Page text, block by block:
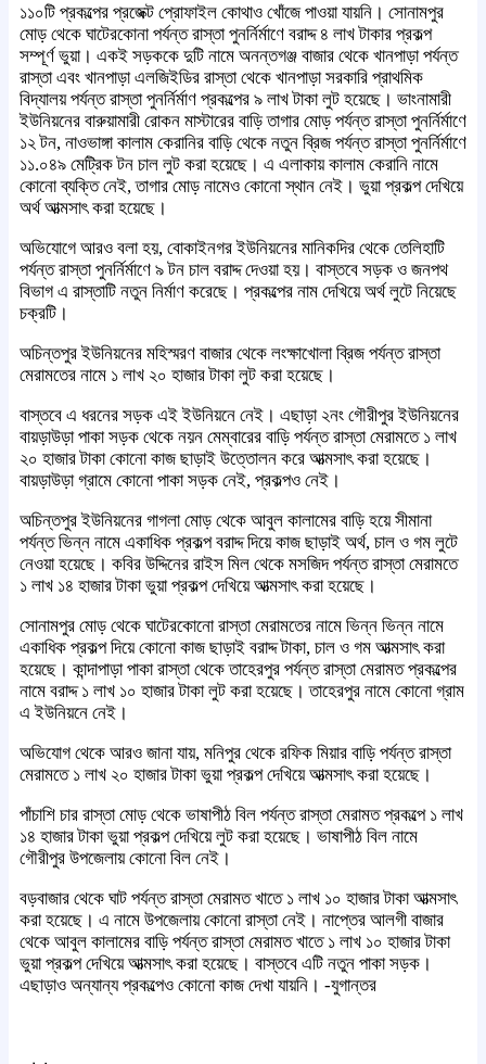
১১০টি প্রকল্পের প্রজেক্ট প্রোফাইল কোথাও খোঁজে পাওয়া যায়নি। সোনামপুর
মোড় থেকে ঘাটেরকোনা পর্যন্ত রাস্তা পুনর্নির্মাণে বরাদ্দ ৪ লাখ টাকার প্রকল্প
সম্পূর্ণ ভুয়া। একই সড়ককে দুটি নামে অনন্তগঞ্জ বাজার থেকে খানপাড়া পর্যন্ত
রাস্তা এবং খানপাড়া এলজিইডির রাস্তা থেকে খানপাড়া সরকারি প্রাথমিক
বিদ্যালয় পর্যন্ত রাস্তা পুনর্নির্মাণ প্রকল্পের ৯ লাখ টাকা লুট হয়েছে। ভাংনামারী
ইউনিয়নের বারুয়ামারী রোকন মাস্টারের বাড়ি তাগার মোড় পর্যন্ত রাস্তা পুনর্নির্মাণে
১২ টন, নাওভাঙ্গা কালাম কেরানির বাড়ি থেকে নতুন ব্রিজ পর্যন্ত রাস্তা পুনর্নির্মাণে
১১.০৪৯ মেট্রিক টন চাল লুট করা হয়েছে। এ এলাকায় কালাম কেরানি নামে
কোনো ব্যক্তি নেই, তাগার মোড় নামেও কোনো স্থান নেই। ভুয়া প্রকল্প দেখিয়ে
অর্থ আত্মসাৎ করা হয়েছে।
অভিযোগে আরও বলা হয়, বোকাইনগর ইউনিয়নের মানিকদির থেকে তেলিহাটি
পর্যন্ত রাস্তা পুনর্নির্মাণে ৯ টন চাল বরাদ্দ দেওয়া হয়। বাস্তবে সড়ক ও জনপথ
বিভাগ এ রাস্তাটি নতুন নির্মাণ করেছে। প্রকল্পের নাম দেখিয়ে অর্থ লুটে নিয়েছে
চক্রটি।
অচিন্তপুর ইউনিয়নের মহিস্মরণ বাজার থেকে লংক্ষাখোলা ব্রিজ পর্যন্ত রাস্তা
মেরামতের নামে ১ লাখ ২০ হাজার টাকা লুট করা হয়েছে।
বাস্তবে এ ধরনের সড়ক এই ইউনিয়নে নেই। এছাড়া ২নং গৌরীপুর ইউনিয়নের
বায়ড়াউড়া পাকা সড়ক থেকে নয়ন মেম্বারের বাড়ি পর্যন্ত রাস্তা মেরামতে ১ লাখ
২০ হাজার টাকা কোনো কাজ ছাড়াই উত্তোলন করে আত্মসাৎ করা হয়েছে।
বায়ড়াউড়া গ্রামে কোনো পাকা সড়ক নেই, প্রকল্পও নেই।
অচিন্তপুর ইউনিয়নের গাগলা মোড় থেকে আবুল কালামের বাড়ি হয়ে সীমানা
পর্যন্ত ভিন্ন নামে একাধিক প্রকল্প বরাদ্দ দিয়ে কাজ ছাড়াই অর্থ, চাল ও গম লুটে
নেওয়া হয়েছে। কবির উদ্দিনের রাইস মিল থেকে মসজিদ পর্যন্ত রাস্তা মেরামতে
১ লাখ ১৪ হাজার টাকা ভুয়া প্রকল্প দেখিয়ে আত্মসাৎ করা হয়েছে।
সোনামপুর মোড় থেকে ঘাটেরকোনো রাস্তা মেরামতের নামে ভিন্ন ভিন্ন নামে
একাধিক প্রকল্প দিয়ে কোনো কাজ ছাড়াই বরাদ্দ টাকা, চাল ও গম আত্মসাৎ করা
হয়েছে। কান্দাপাড়া পাকা রাস্তা থেকে তাহেরপুর পর্যন্ত রাস্তা মেরামত প্রকল্পের
নামে বরাদ্দ ১ লাখ ১০ হাজার টাকা লুট করা হয়েছে। তাহেরপুর নামে কোনো গ্রাম
এ ইউনিয়নে নেই।
অভিযোগ থেকে আরও জানা যায়, মনিপুর থেকে রফিক মিয়ার বাড়ি পর্যন্ত রাস্তা
মেরামতে ১ লাখ ২০ হাজার টাকা ভুয়া প্রকল্প দেখিয়ে আত্মসাৎ করা হয়েছে।
পাঁচাশি চার রাস্তা মোড় থেকে ভাষাপীঠ বিল পর্যন্ত রাস্তা মেরামত প্রকল্পে ১ লাখ
১৪ হাজার টাকা ভুয়া প্রকল্প দেখিয়ে লুট করা হয়েছে। ভাষাপীঠ বিল নামে
গৌরীপুর উপজেলায় কোনো বিল নেই।
বড়বাজার থেকে ঘাট পর্যন্ত রাস্তা মেরামত খাতে ১ লাখ ১০ হাজার টাকা আত্মসাৎ
করা হয়েছে। এ নামে উপজেলায় কোনো রাস্তা নেই। নাপ্তের আলগী বাজার
থেকে আবুল কালামের বাড়ি পর্যন্ত রাস্তা মেরামত খাতে ১ লাখ ১০ হাজার টাকা
ভুয়া প্রকল্প দেখিয়ে আত্মসাৎ করা হয়েছে। বাস্তবে এটি নতুন পাকা সড়ক।
এছাড়াও অন্যান্য প্রকল্পেও কোনো কাজ দেখা যায়নি। -যুগান্তর